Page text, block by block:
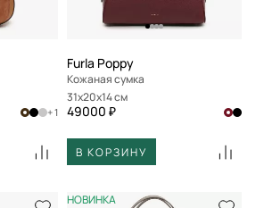
По скорости доставки
+ 1
Furla Poppy
Кожаная сумка
31x20x14 см
49000 ₽
В КОРЗИНУ
НОВИНКА